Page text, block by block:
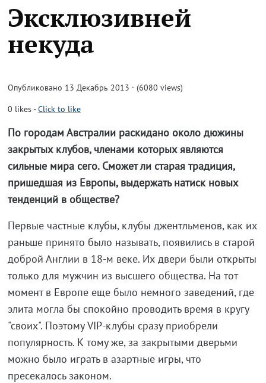
Эксклюзивней
некуда
Опубликовано 13 Декабрь 2013 · (6080 views)
0 likes-Click to like
По городам Австралии раскидано около дюжины
закрытых клубов, членами которых являются
сильные мира сего. Сможет ли старая традиция,
пришедшая из Европы, выдержать натиск новых
тенденций в обществе?
Первые частные клубы, клубы джентльменов, как их
раньше принято было называть, появились в старой
доброй Англии в 18-м веке. Их двери были открыты
только для мужчин из высшего общества. На тот
момент в Европе еще было немного заведений, где
элита могла бы спокойно проводить время в кругу
"своих". Поэтому VIP-клубы сразу приобрели
популярность. К тому же, за закрытыми дверьми
можно было играть в азартные игры, что
пресекалось законом.